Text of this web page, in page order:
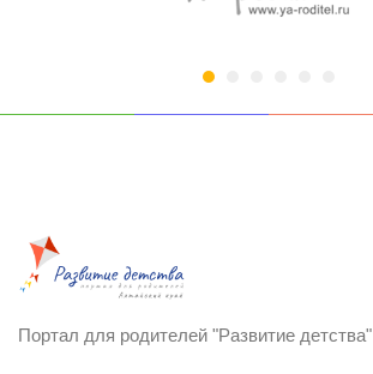
Портал для родителей "Развитие детства"